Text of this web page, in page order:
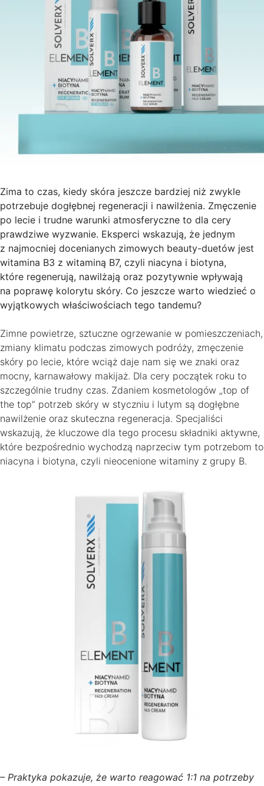
Zima to czas, kiedy skóra jeszcze bardziej niż zwykle
potrzebuje dogłębnej regeneracji i nawilżenia. Zmęczenie
po lecie i trudne warunki atmosferyczne to dla cery
prawdziwe wyzwanie. Eksperci wskazują, że jednym
z najmocniej docenianych zimowych beauty-duetów jest
witamina B3 z witaminą B7, czyli niacyna i biotyna,
które regenerują, nawilżają oraz pozytywnie wpływają
na poprawę kolorytu skóry. Co jeszcze warto wiedzieć o
wyjątkowych właściwościach tego tandemu?
Zimne powietrze, sztuczne ogrzewanie w pomieszczeniach,
zmiany klimatu podczas zimowych podróży, zmęczenie
skóry po lecie, które wciąż daje nam się we znaki oraz
mocny, karnawałowy makijaż. Dla cery początek roku to
szczególnie trudny czas. Zdaniem kosmetologów „top of
the top” potrzeb skóry w styczniu i lutym są dogłębne
nawilżenie oraz skuteczna regeneracja. Specjaliści
wskazują, że kluczowe dla tego procesu składniki aktywne,
które bezpośrednio wychodzą naprzeciw tym potrzebom to
niacyna i biotyna, czyli nieocenione witaminy z grupy B.
– Praktyka pokazuje, że warto reagować 1:1 na potrzeby